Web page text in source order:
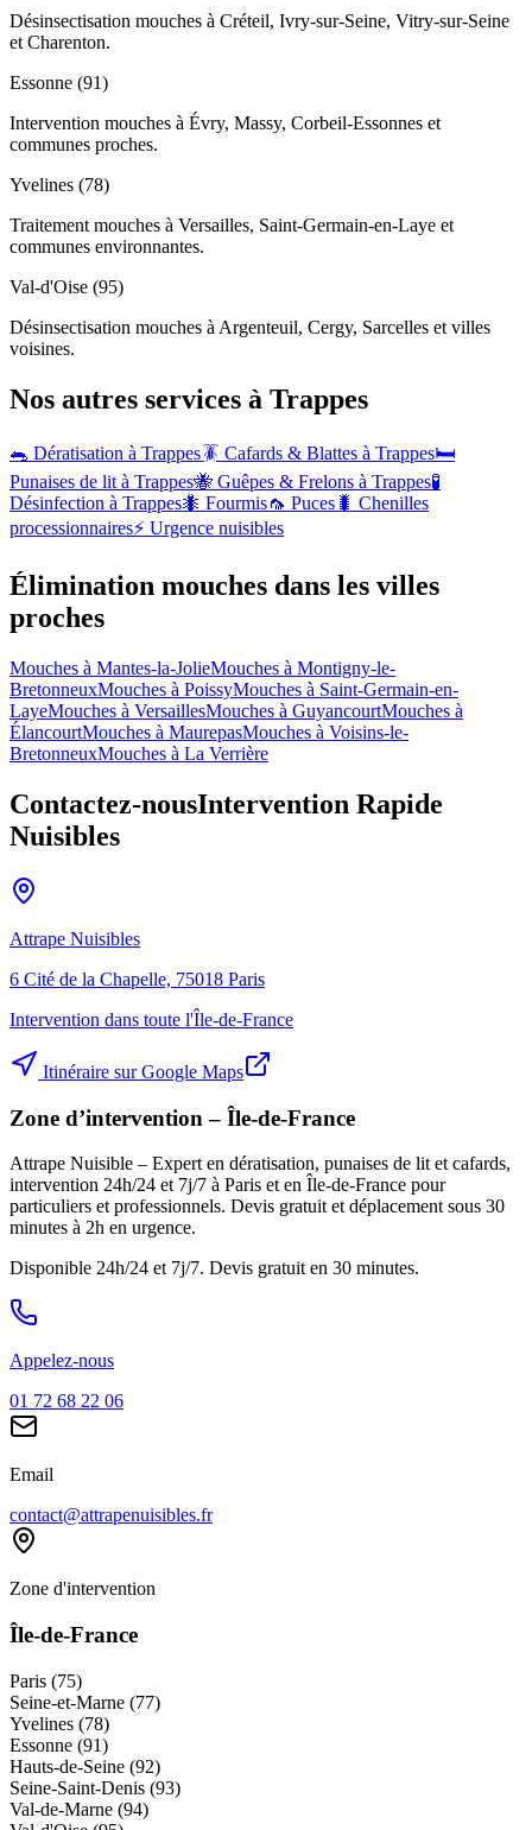
Désinsectisation mouches à Créteil, Ivry-sur-Seine, Vitry-sur-Seine
et Charenton.
Essonne (91)
Intervention mouches à Évry, Massy, Corbeil-Essonnes et
communes proches.
Yvelines (78)
Traitement mouches à Versailles, Saint-Germain-en-Laye et
communes environnantes.
Val-d'Oise (95)
Désinsectisation mouches à Argenteuil, Cergy, Sarcelles et villes
voisines.
Nos autres services à Trappes
🐀 Dératisation à Trappes🪳 Cafards & Blattes à Trappes🛏️
Punaises de lit à Trappes🐝 Guêpes & Frelons à Trappes🧪
Désinfection à Trappes🐜 Fourmis🦟 Puces 🐛 Chenilles
processionnaires⚡ Urgence nuisibles
Élimination mouches dans les villes
proches
Mouches à Mantes-la-JolieMouches à Montigny-le-
BretonneuxMouches à PoissyMouches à Saint-Germain-en-
LayeMouches à VersaillesMouches à GuyancourtMouches à
ÉlancourtMouches à MaurepasMouches à Voisins-le-
BretonneuxMouches à La Verrière
Contactez-nousIntervention Rapide
Nuisibles
Attrape Nuisibles
6 Cité de la Chapelle, 75018 Paris
Intervention dans toute l'Île-de-France
Itinéraire sur Google Maps
Zone d’intervention – Île-de-France
Attrape Nuisible – Expert en dératisation, punaises de lit et cafards,
intervention 24h/24 et 7j/7 à Paris et en Île-de-France pour
particuliers et professionnels. Devis gratuit et déplacement sous 30
minutes à 2h en urgence.
Disponible 24h/24 et 7j/7. Devis gratuit en 30 minutes.
Appelez-nous
01 72 68 22 06
Email
contact@attrapenuisibles.fr
Zone d'intervention
Île-de-France
Paris (75)
Seine-et-Marne (77)
Yvelines (78)
Essonne (91)
Hauts-de-Seine (92)
Seine-Saint-Denis (93)
Val-de-Marne (94)